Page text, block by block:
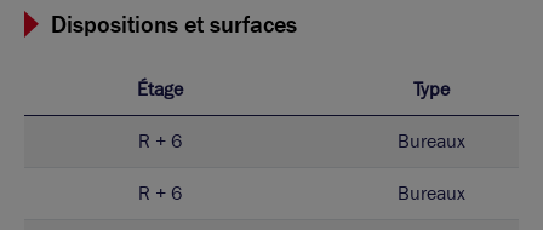
Dispositions et surfaces
Étage Type
R + 6 Bureaux
R + 6 Bureaux